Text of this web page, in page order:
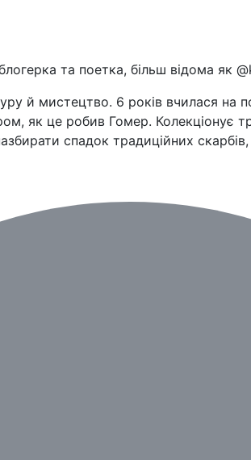
та поетка, більш відома як
й мистецтво. 6 років вчилася на
як це робив Гомер. Колекціонує
спадок традиційних